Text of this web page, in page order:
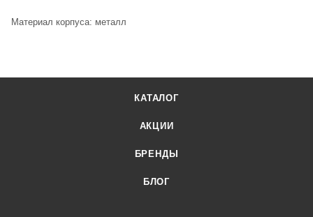
Материал корпуса: металл
КАТАЛОГ
АКЦИИ
БРЕНДЫ
БЛОГ